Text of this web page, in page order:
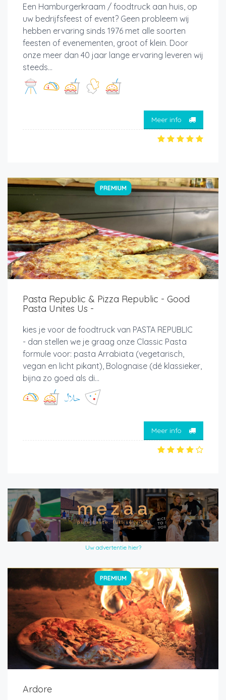
Een Hamburgerkraam / foodtruck aan huis, op
uw bedrijfsfeest of event? Geen probleem wij
hebben ervaring sinds 1976 met alle soorten
feesten of evenementen, groot of klein. Door
onze meer dan 40 jaar lange ervaring leveren wij
steeds...
Meer info
PREMIUM
Pasta Republic & Pizza Republic - Good
Pasta Unites Us -
kies je voor de foodtruck van PASTA REPUBLIC
- dan stellen we je graag onze Classic Pasta
formule voor: pasta Arrabiata (vegetarisch,
vegan en licht pikant), Bolognaise (dé klassieker,
bijna zo goed als di...
Meer info
Uw advertentie hier?
PREMIUM
Ardore